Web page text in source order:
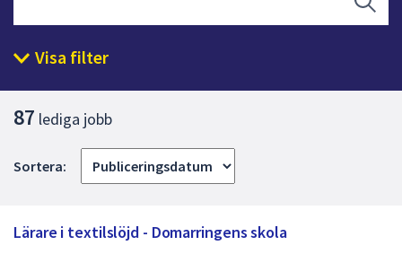
under
piltangenterna
enter
Sök
Visa filter
87 lediga jobb
Sortera:
Lärare i textilslöjd - Domarringens skola